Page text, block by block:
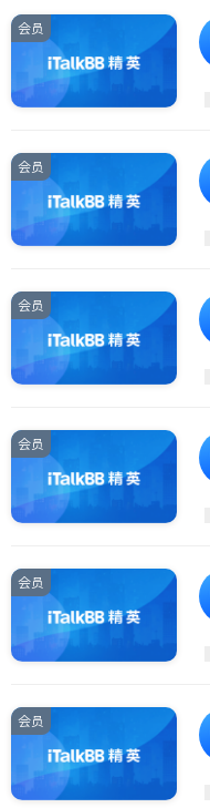
会员
会员
会员
会员
会员
会员